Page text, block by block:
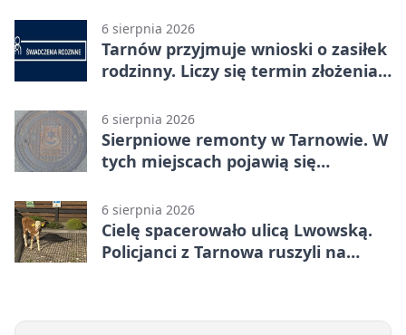
6 sierpnia 2026
Tarnów przyjmuje wnioski o zasiłek
rodzinny. Liczy się termin złożenia
6 sierpnia 2026
Sierpniowe remonty w Tarnowie. W
tych miejscach pojawią się
6 sierpnia 2026
Cielę spacerowało ulicą Lwowską.
Policjanci z Tarnowa ruszyli na